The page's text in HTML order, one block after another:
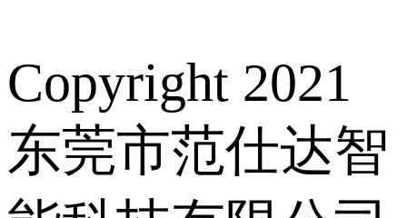
Copyright 2021
东莞市范仕达智